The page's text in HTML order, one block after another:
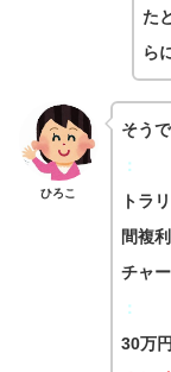
た
ら
ひろこ
そう
：
トラ
間複
チャ
：
30万